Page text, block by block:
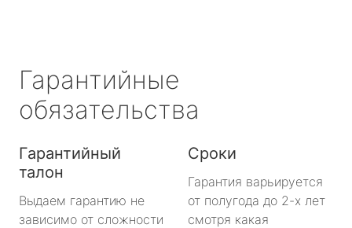
Гарантийные
обязательства
Гарантийный
талон
Выдаем гарантию не
зависимо от сложности
Сроки
Гарантия варьируется
от полугода до 2-х лет
смотря какая